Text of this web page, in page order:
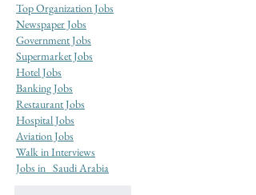
Top Organization Jobs
Newspaper Jobs
Government Jobs
Supermarket Jobs
Hotel Jobs
Banking Jobs
Restaurant Jobs
Hospital Jobs
Aviation Jobs
Walk in Interviews
Jobs in Saudi Arabia